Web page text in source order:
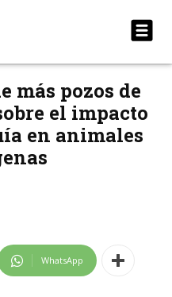
más pozos de
el impacto
en animales
WhatsApp